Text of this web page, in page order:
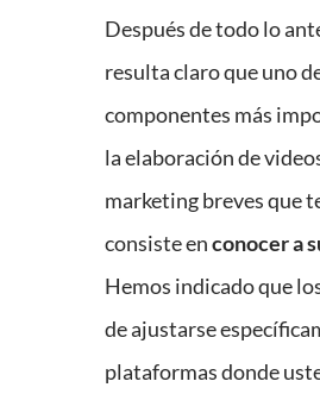
Después de todo lo
resulta claro que uno
componentes más
la elaboración de
marketing breves que
consiste enconocer a
Hemos indicado que
de ajustarse
plataformas donde